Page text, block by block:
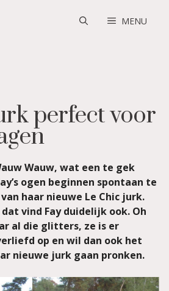
MENU
perfect voor
Wauw, wat een te gek
ogen beginnen spontaan te
haar nieuwe Le Chic jurk.
vind Fay duidelijk ook. Oh
al die glitters, ze is er
op en wil dan ook het
nieuwe jurk gaan pronken.